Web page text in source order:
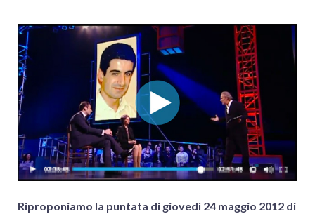
Riproponiamo la puntata di giovedì 24 maggio 2012 di